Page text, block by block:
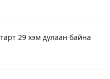
29 хэм дулаан байна